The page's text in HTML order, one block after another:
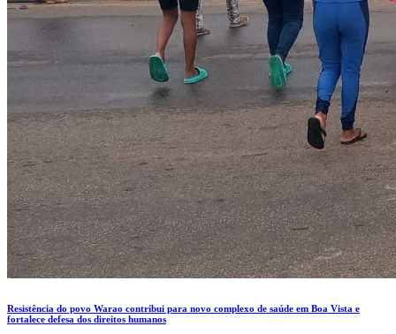
Resistência do povo Warao contribui para novo complexo de saúde em Boa Vista e
fortalece defesa dos direitos humanos